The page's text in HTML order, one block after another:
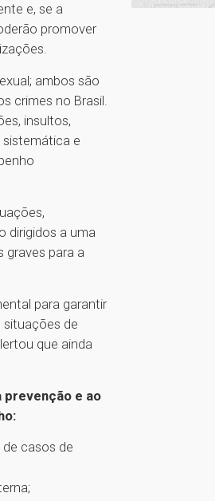
e, se a
promover
ambos são
crimes no Brasil.
insultos,
sistemática e
dirigidos a uma
graves para a
para garantir
situações de
que ainda
prevenção e ao
casos de